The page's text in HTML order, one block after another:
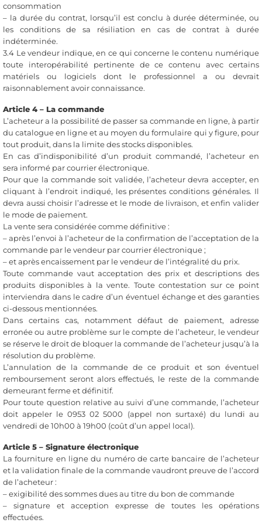
consommation
– la durée du contrat, lorsqu’il est conclu à durée déterminée, ou
les conditions de sa résiliation en cas de contrat à durée
indéterminée.
3.4 Le vendeur indique, en ce qui concerne le contenu numérique
toute interopérabilité pertinente de ce contenu avec certains
matériels ou logiciels dont le professionnel a ou devrait
raisonnablement avoir connaissance.
Article 4 – La commande
L’acheteur a la possibilité de passer sa commande en ligne, à partir
du catalogue en ligne et au moyen du formulaire qui y figure, pour
tout produit, dans la limite des stocks disponibles.
En cas d’indisponibilité d’un produit commandé, l’acheteur en
sera informé par courrier électronique.
Pour que la commande soit validée, l’acheteur devra accepter, en
cliquant à l’endroit indiqué, les présentes conditions générales. Il
devra aussi choisir l’adresse et le mode de livraison, et enfin valider
le mode de paiement.
La vente sera considérée comme définitive :
– après l’envoi à l’acheteur de la confirmation de l’acceptation de la
commande par le vendeur par courrier électronique ;
– et après encaissement par le vendeur de l’intégralité du prix.
Toute commande vaut acceptation des prix et descriptions des
produits disponibles à la vente. Toute contestation sur ce point
interviendra dans le cadre d’un éventuel échange et des garanties
ci-dessous mentionnées.
Dans certains cas, notamment défaut de paiement, adresse
erronée ou autre problème sur le compte de l’acheteur, le vendeur
se réserve le droit de bloquer la commande de l’acheteur jusqu’à la
résolution du problème.
L’annulation de la commande de ce produit et son éventuel
remboursement seront alors effectués, le reste de la commande
demeurant ferme et définitif.
Pour toute question relative au suivi d’une commande, l’acheteur
doit appeler le 0953 02 5000 (appel non surtaxé) du lundi au
vendredi de 10h00 à 19h00 (coût d’un appel local).
Article 5 – Signature électronique
La fourniture en ligne du numéro de carte bancaire de l’acheteur
et la validation finale de la commande vaudront preuve de l’accord
de l’acheteur :
– exigibilité des sommes dues au titre du bon de commande
– signature et acception expresse de toutes les opérations
effectuées.